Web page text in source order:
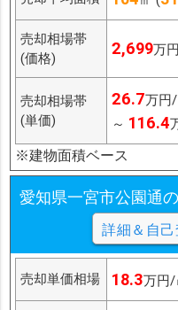
売却相場帯
(価格)
2,699万
売却相場帯
(単価)
26.7万円
～ 116.4
※建物面積ベース
愛知県一宮市公園通
詳細＆自己
売却単価相場 18.3万円/